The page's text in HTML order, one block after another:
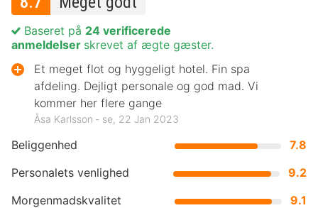
Beliggenhed
7.8
Personalets venlighed
9.2
Morgenmadskvalitet
9.1
Baseret på 24 verificerede
anmeldelser skrevet af ægte gæster.
Et meget flot og hyggeligt hotel. Fin spa
afdeling. Dejligt personale og god mad. Vi
kommer her flere gange
Åsa Karlsson ‐ se, 22 Jan 2023